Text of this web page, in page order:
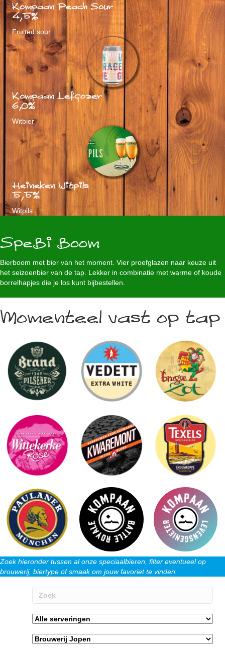
Kompaan Peach Sour
4,5%
Fruited sour
Kompaan Lefgozer
6,0%
Witbier
Heineken Witpils
5,5%
Witpils
SpeBi Boom
Bierboom met bier van het moment. Vier proefglazen naar keuze uit
het seizoenbier van de tap. Lekker in combinatie met warme of koude
borrelhapjes die je los kunt bijbestellen.
Momenteel vast op tap
Zoek hieronder tussen al onze speciaalbieren, filter eventueel op
brouwerij, biertype of smaak om jouw favoriet te vinden.